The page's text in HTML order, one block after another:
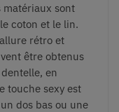
matériaux sont
coton et le lin.
rétro et
être obtenus
en
touche sexy est
dos bas ou une